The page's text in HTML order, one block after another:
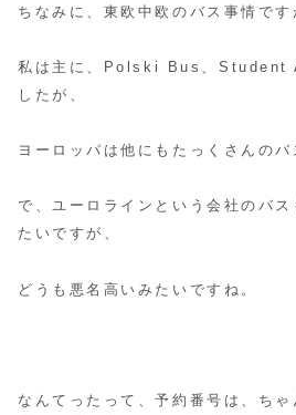
ちなみに、東欧中欧のバス事情です
私は主に、Polski Bus、Student
したが、
ヨーロッパは他にもたっくさんのバ
で、ユーロラインという会社のバ
たいですが、
どうも悪名高いみたいですね。
なんてったって、予約番号は、ち